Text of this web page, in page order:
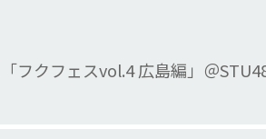
フクフェスvol.4 広島編」＠